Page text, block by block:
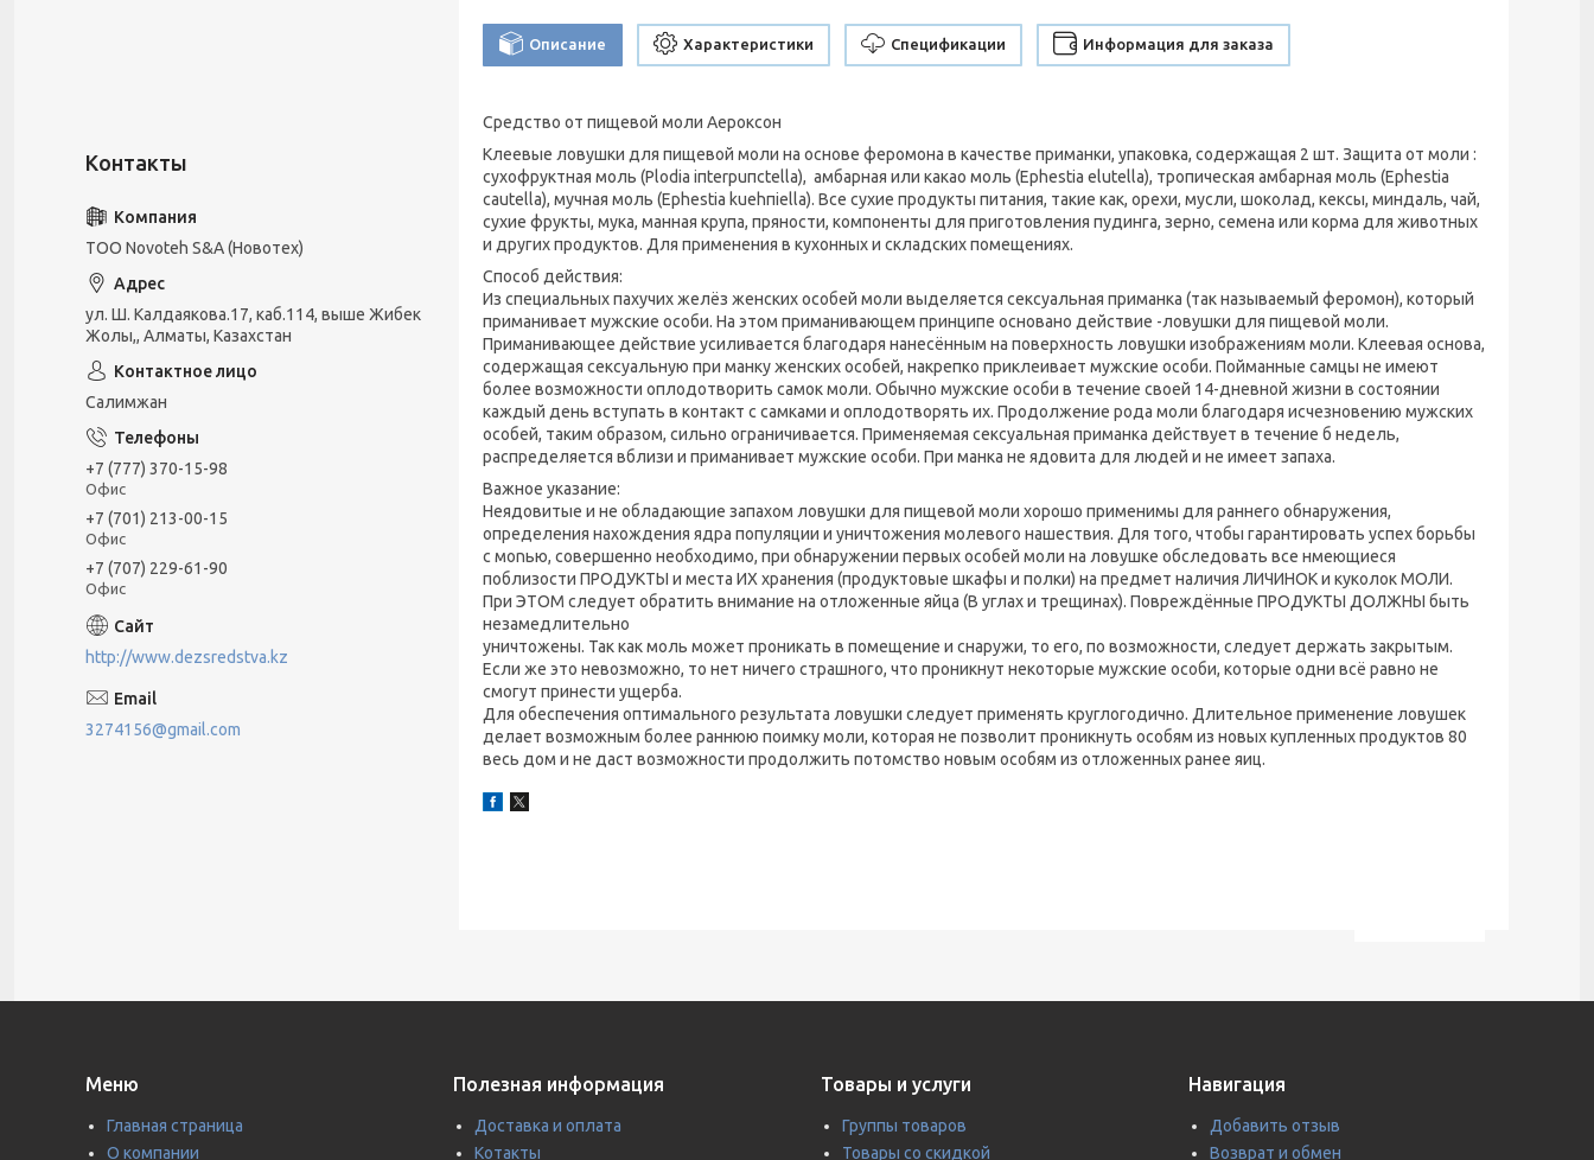
Описание Характеристики Спецификации Информация для заказа
Средство от пищевой моли Аероксон
Клеевые ловушки для пищевой моли на основе феромона в качестве приманки, упаковка, содержащая 2 шт. Защита от моли :
сухофруктная моль (Plodia iпtеrрuпсtеllа), амбарная или какао моль (Ephestia elutella), тропическая амбарная моль (Ephestia
cautella), мучная моль (Ephestia kuеhпiеlla). Все сухие продукты питания, такие как, орехи, мусли, шоколад, кексы, миндаль, чай,
сухие фрукты, мука, манная крупа, пряности, компоненты для приготовления пудинга, зерно, семена или корма для животных
и других продуктов. Для применения в кухонных и складских помещениях.
Способ действия:
Из специальных пахучих желёз женских особей моли выделяется сексуальная приманка (так называемый феромон), который
приманивает мужские особи. На этом приманивающем принципе основано действие -ловушки для пищевой моли.
Приманивающее действие усиливается благодаря нанесённым на поверхность ловушки изображениям моли. Клеевая основа,
содержащая сексуальную при манку женских особей, накрепко приклеивает мужские особи. Пойманные самцы не имеют
более возможности оплодотворить самок моли. Обычно мужские особи в течение своей 14-дневной жизни в состоянии
каждый день вступать в контакт с самками и оплодотворять их. Продолжение рода моли благодаря исчезновению мужских
особей, таким образом, сильно ограничивается. Применяемая сексуальная приманка действует в течение б недель,
распределяется вблизи и приманивает мужские особи. При манка не ядовита для людей и не имеет запаха.
Важное указание:
Неядовитые и не обладающие запахом ловушки для пищевой моли хорошо применимы для раннего обнаружения,
определения нахождения ядра популяции и уничтожения молевого нашествия. Для того, чтобы гарантировать успех борьбы
с моnью, совершенно необходимо, при обнаружении первых особей моли на ловушке обследовать все нмеющиеся
поблизости ПРОДУКТЫ и места ИХ хранения (продуктовые шкафы и полки) на предмет наличия ЛИЧИНОК и куколок МОЛИ.
При ЭТОМ следует обратить внимание на отложенные яйца (В углах и трещинах). Повреждённые ПРОДУКТЫ ДОЛЖНЫ быть
незамедлительно
уничтожены. Так как моль может проникать в помещение и снаружи, то его, по возможности, следует держать закрытым.
Если же это невозможно, то нет ничего страшного, что проникнут некоторые мужские особи, которые одни всё равно не
смогут принести ущерба.
Для обеспечения оптимального результата ловушки следует применять круглогодично. Длительное применение ловушек
делает возможным более раннюю поимку моли, которая не позволит проникнуть особям из новых купленных продуктов 80
весь дом и не даст возможности продолжить потомство новым особям из отложенных ранее яиц.
ТОО Novoteh S&A (Новотех)
ул. Ш. Калдаякова.17, каб.114, выше Жибек
Жолы,, Алматы, Казахстан
Салимжан
+7 (777) 370-15-98
Офис
+7 (701) 213-00-15
Офис
+7 (707) 229-61-90
Офис
http://www.dezsredstva.kz
3274156@gmail.com
Меню
Главная страница
О компании
Полезная информация
Доставка и оплата
Котакты
Товары и услуги
Группы товаров
Товары со скидкой
Навигация
Добавить отзыв
Возврат и обмен